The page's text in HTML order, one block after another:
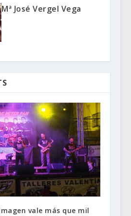
Mª José Vergel Vega
vale más que mil